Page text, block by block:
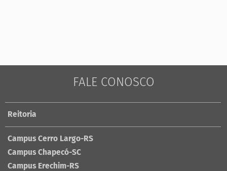
FALE CONOSCO
Reitoria
Campus Cerro Largo-RS
Campus Chapecó-SC
Campus Erechim-RS